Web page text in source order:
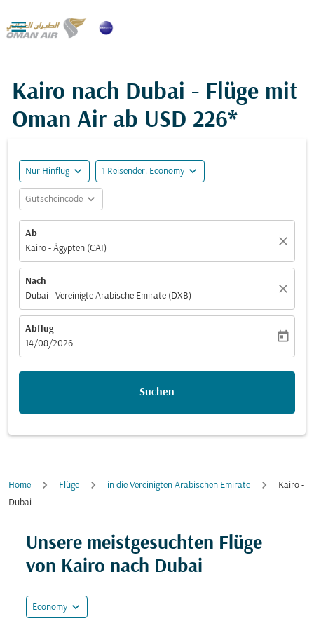

Kairo nach Dubai - Flüge mit
Oman Air ab USD 226*
Nur Hinflug expand_more 1 Reisender, Economy expand_more
Gutscheincode expand_more
Ab
Kairo - Ägypten (CAI)
close
Nach
Dubai - Vereinigte Arabische Emirate (DXB)
close
Abflug
fc-booking-departure-date-aria-label
14/08/2026
today
Suchen
Home Flüge in die Vereinigten Arabischen Emirate
Kairo -
Dubai
Unsere meistgesuchten Flüge
von Kairo nach Dubai
Economy expand_more